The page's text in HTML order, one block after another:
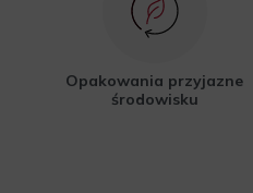
Opakowania przyjazne
środowisku